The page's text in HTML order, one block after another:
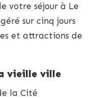
votre séjour à Le
sur cinq jours
et attractions de
vieille ville
la Cité